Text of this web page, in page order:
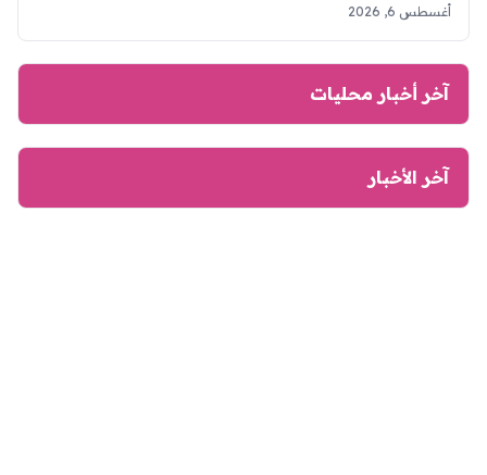
أغسطس 6, 2026
آخر أخبار محليات
آخر الأخبار